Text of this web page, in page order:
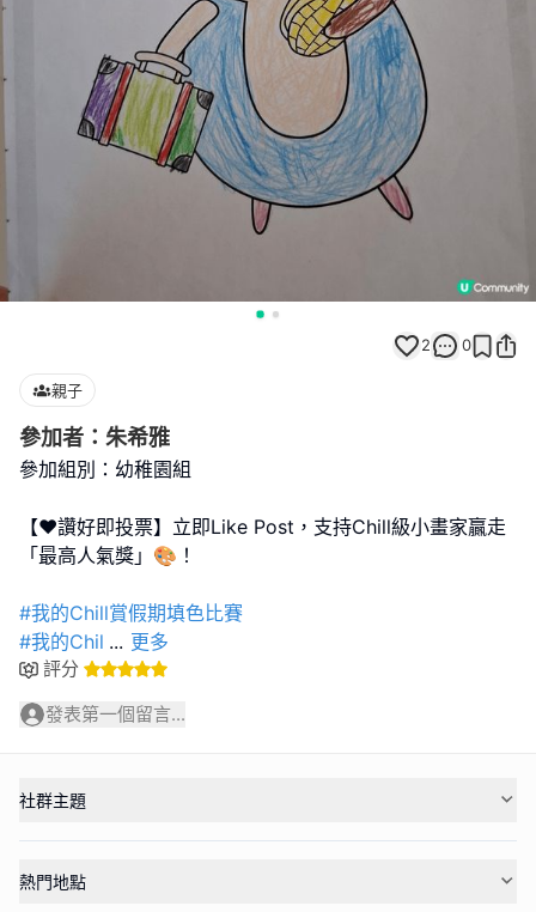
2 0
親子
參加者：朱希雅
參加組別：幼稚園組
【❤️讚好即投票】立即Like Post，支持Chill級小畫家贏走
「最高人氣獎」🎨！
#我的Chill賞假期填色比賽
#我的Chil ... 更多
評分
發表第一個留言...
社群主題
熱門地點